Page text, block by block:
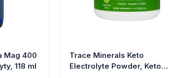
Mag 400
118 ml
Trace Minerals Keto
Electrolyte Powder, Keto